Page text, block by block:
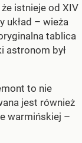
istnieje od XIV
układ – wieża
tablica
astronom był
to nie
jest również
warmińskiej –